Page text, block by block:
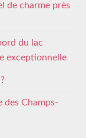
de charme près
du lac
exceptionnelle
des Champs-